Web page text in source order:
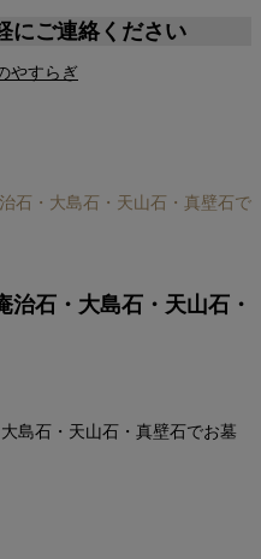
にご連絡ください
石・大島石・天山石・真壁石で
石・大島石・天山石・
島石・天山石・真壁石でお墓